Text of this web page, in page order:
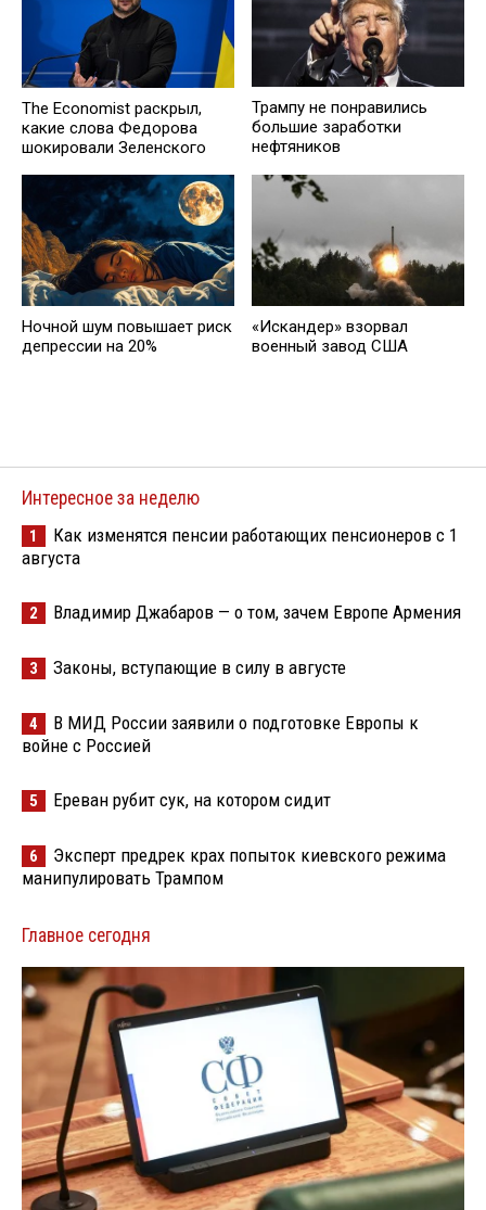
The Economist раскрыл,
какие слова Федорова
шокировали Зеленского
Трампу не понравились
большие заработки
нефтяников
Ночной шум повышает риск
депрессии на 20%
«Искандер» взорвал
военный завод США
Интересное за неделю
1
Как изменятся пенсии работающих пенсионеров с 1
августа
2 Владимир Джабаров — о том, зачем Европе Армения
3 Законы, вступающие в силу в августе
4
В МИД России заявили о подготовке Европы к
войне с Россией
5 Ереван рубит сук, на котором сидит
6
Эксперт предрек крах попыток киевского режима
манипулировать Трампом
Главное сегодня